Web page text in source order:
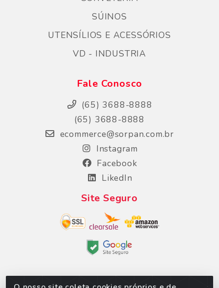
SÚINOS
UTENSÍLIOS E ACESSÓRIOS
VD - INDUSTRIA
Fale Conosco
(65) 3688-8888
(65) 3688-8888
ecommerce@sorpan.com.br
Instagram
Facebook
LikedIn
Site Seguro